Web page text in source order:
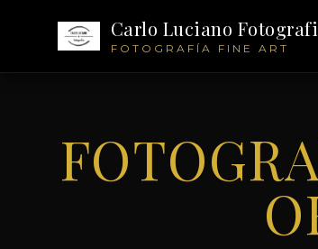
Carlo Luciano
FOTOGRAFÍA FINE ART